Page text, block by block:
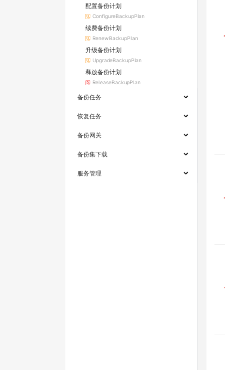
配置备份计划
ConfigureBackupPlan
续费备份计划
RenewBackupPlan
升级备份计划
UpgradeBackupPlan
释放备份计划
ReleaseBackupPlan
备份任务
恢复任务
备份网关
备份集下载
服务管理